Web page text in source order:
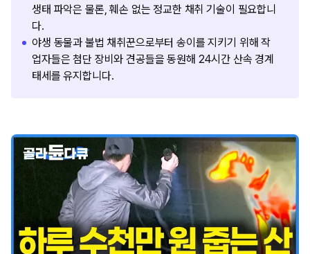
생태 파악은 물론, 훼손 없는 정교한 채취 기술이 필요합니
다.
야생 동물과 불법 채취꾼으로부터 송이를 지키기 위해 작
업자들은 첨단 장비와 견공들을 동원해 24시간 산속 경계
태세를 유지합니다.